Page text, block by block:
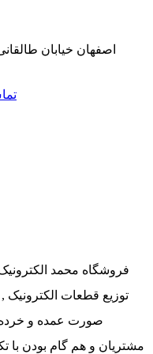
اصفهان خیابان
فروشگاه محمد
توزیع قطعات الکترونیک ,
صورت عمده و خرده
مشتریان و هم گام بودن با